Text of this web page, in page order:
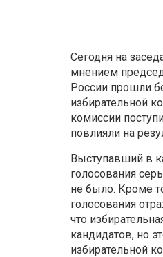
Сегодня на
мнением
России прошли
избирательной
комиссии
повлияли на
Выступавший в
голосования
не было. Кроме
голосования
что
кандидатов, но
избирательной